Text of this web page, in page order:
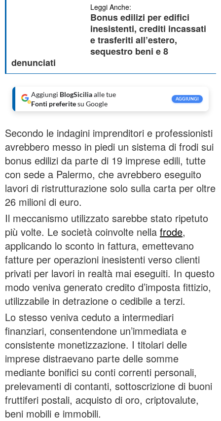
Leggi Anche:
Bonus edilizi per edifici
inesistenti, crediti incassati
e trasferiti all’estero,
sequestro beni e 8
denunciati
Aggiungi BlogSiciliaalle tue
Fonti preferitesu Google
AGGIUNGI
Secondo le indagini imprenditori e professionisti
avrebbero messo in piedi un sistema di frodi sui
bonus edilizi da parte di 19 imprese edili, tutte
con sede a Palermo, che avrebbero eseguito
lavori di ristrutturazione solo sulla carta per oltre
26 milioni di euro.
Il meccanismo utilizzato sarebbe stato ripetuto
più volte. Le società coinvolte nella frode,
applicando lo sconto in fattura, emettevano
fatture per operazioni inesistenti verso clienti
privati per lavori in realtà mai eseguiti. In questo
modo veniva generato credito d’imposta fittizio,
utilizzabile in detrazione o cedibile a terzi.
Lo stesso veniva ceduto a intermediari
finanziari, consentendone un’immediata e
consistente monetizzazione. I titolari delle
imprese distraevano parte delle somme
mediante bonifici su conti correnti personali,
prelevamenti di contanti, sottoscrizione di buoni
fruttiferi postali, acquisto di oro, criptovalute,
beni mobili e immobili.